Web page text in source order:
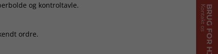
og kontroltavle.
ordre.
Kontakt os